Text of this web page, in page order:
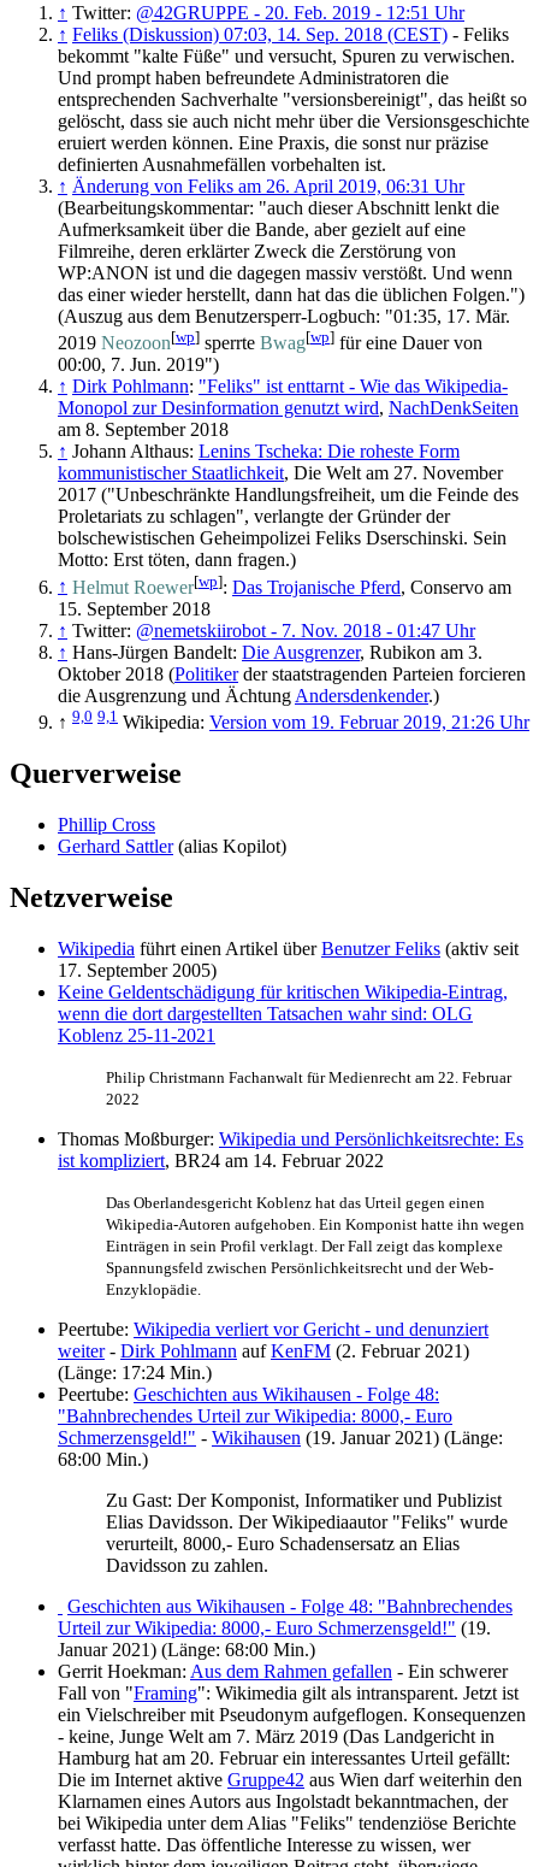
↑ Twitter: @42GRUPPE - 20. Feb. 2019 - 12:51 Uhr
↑ Feliks (Diskussion) 07:03, 14. Sep. 2018 (CEST) - Feliks
bekommt "kalte Füße" und versucht, Spuren zu verwischen.
Und prompt haben befreundete Administratoren die
entsprechenden Sachverhalte "versions­bereinigt", das heißt so
gelöscht, dass sie auch nicht mehr über die Versions­geschichte
eruiert werden können. Eine Praxis, die sonst nur präzise
definierten Ausnahme­fällen vorbehalten ist.
↑ Änderung von Feliks am 26. April 2019, 06:31 Uhr
(Bearbeitungskommentar: "auch dieser Abschnitt lenkt die
Aufmerksamkeit über die Bande, aber gezielt auf eine
Filmreihe, deren erklärter Zweck die Zerstörung von
WP:ANON ist und die dagegen massiv verstößt. Und wenn
das einer wieder herstellt, dann hat das die üblichen Folgen.")
(Auszug aus dem Benutzersperr-Logbuch: "01:35, 17. Mär.
2019 Neozoon[wp] sperrte Bwag[wp] für eine Dauer von
00:00, 7. Jun. 2019")
↑ Dirk Pohlmann: "Feliks" ist enttarnt - Wie das Wikipedia-
Monopol zur Desinformation genutzt wird, NachDenkSeiten
am 8. September 2018
↑ Johann Althaus: Lenins Tscheka: Die roheste Form
kommunistischer Staatlichkeit, Die Welt am 27. November
2017 ("Unbeschränkte Handlungsfreiheit, um die Feinde des
Proletariats zu schlagen", verlangte der Gründer der
bolschewistischen Geheimpolizei Feliks Dserschinski. Sein
Motto: Erst töten, dann fragen.)
↑ Helmut Roewer[wp]: Das Trojanische Pferd, Conservo am
15. September 2018
↑ Twitter: @nemetskiirobot - 7. Nov. 2018 - 01:47 Uhr
↑ Hans-Jürgen Bandelt: Die Ausgrenzer, Rubikon am 3.
Oktober 2018 (Politikerder staatstragenden Parteien forcieren
die Ausgrenzung und Ächtung Andersdenkender.)
↑ 9,0 9,1 Wikipedia: Version vom 19. Februar 2019, 21:26 Uhr
Querverweise
Phillip Cross
Gerhard Sattler(alias Kopilot)
Netzverweise
Wikipedia führt einen Artikel überBenutzer Feliks (aktiv seit
17. September 2005)
Keine Geldentschädigung für kritischen Wikipedia-Eintrag,
wenn die dort dargestellten Tatsachen wahr sind: OLG
Koblenz 25-11-2021
Philip Christmann Fachanwalt für Medienrecht am 22. Februar
2022
Thomas Moßburger: Wikipedia und Persönlichkeitsrechte: Es
ist kompliziert, BR24 am 14. Februar 2022
Das Oberlandesgericht Koblenz hat das Urteil gegen einen
Wikipedia-Autoren aufgehoben. Ein Komponist hatte ihn wegen
Einträgen in sein Profil verklagt. Der Fall zeigt das komplexe
Spannungsfeld zwischen Persönlichkeitsrecht und der Web-
Enzyklopädie.
Peertube: Wikipedia verliert vor Gericht - und denunziert
weiter- Dirk Pohlmann aufKenFM (2. Februar 2021)
(Länge: 17:24 Min.)
Peertube: Geschichten aus Wikihausen - Folge 48:
"Bahnbrechendes Urteil zur Wikipedia: 8000,- Euro
Schmerzensgeld!" - Wikihausen (19. Januar 2021) (Länge:
68:00 Min.)
Zu Gast: Der Komponist, Informatiker und Publizist
Elias Davidsson. Der Wikipediaautor "Feliks" wurde
verurteilt, 8000,- Euro Schadensersatz an Elias
Davidsson zu zahlen.
Geschichten aus Wikihausen - Folge 48: "Bahnbrechendes
Urteil zur Wikipedia: 8000,- Euro Schmerzensgeld!" (19.
Januar 2021) (Länge: 68:00 Min.)
Gerrit Hoekman: Aus dem Rahmen gefallen - Ein schwerer
Fall von "Framing": Wikimedia gilt als intransparent. Jetzt ist
ein Vielschreiber mit Pseudonym aufgeflogen. Konsequenzen
- keine, Junge Welt am 7. März 2019 (Das Landgericht in
Hamburg hat am 20. Februar ein interessantes Urteil gefällt:
Die im Internet aktive Gruppe42 aus Wien darf weiterhin den
Klarnamen eines Autors aus Ingolstadt bekannt­machen, der
bei Wikipedia unter dem Alias "Feliks" tendenziöse Berichte
verfasst hatte. Das öffentliche Interesse zu wissen, wer